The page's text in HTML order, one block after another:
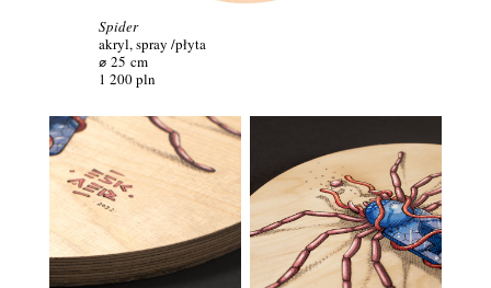
Spider
akryl, spray /płyta
⌀ 25 cm
1 200 pln